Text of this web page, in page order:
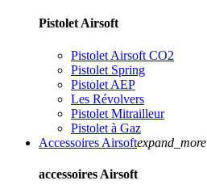
Pistolet Airsoft
Pistolet Airsoft CO2
Pistolet Spring
Pistolet AEP
Les Révolvers
Pistolet Mitrailleur
Pistolet à Gaz
Accessoires Airsoftexpand_more
accessoires Airsoft